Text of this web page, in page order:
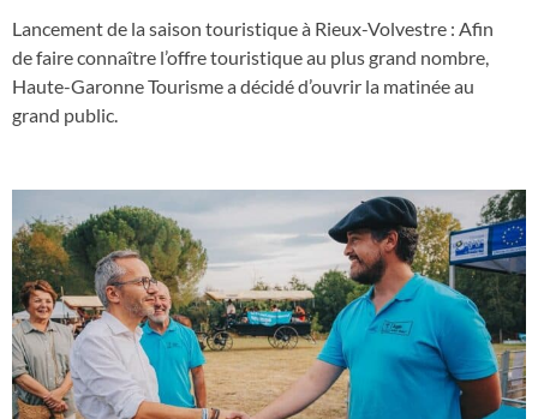
Lancement de la saison touristique à Rieux-Volvestre : Afin
de faire connaître l’offre touristique au plus grand nombre,
Haute-Garonne Tourisme a décidé d’ouvrir la matinée au
grand public.